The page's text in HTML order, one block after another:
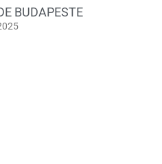
BUDAPESTE